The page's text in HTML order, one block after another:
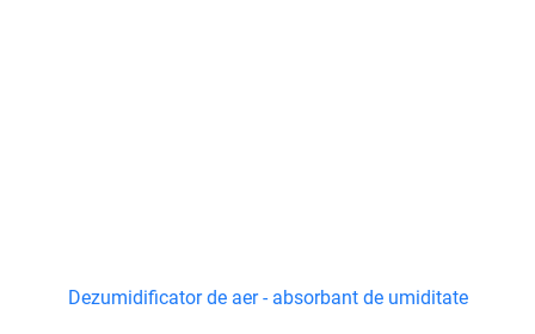
Dezumidificator de aer - absorbant de umiditate